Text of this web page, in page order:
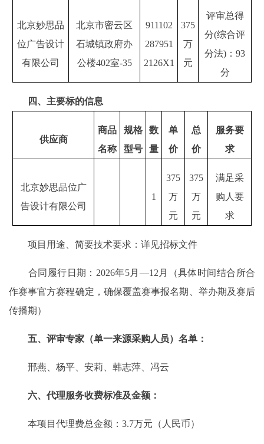
北京妙思品
位广告设计
有限公司
北京市密云区
石城镇政府办
公楼402室-35
911102
287951
2126X1
375
万
元
评审总得
分(综合评
分法)：93
分
四、主要标的信息
供应商
商品
名称
规格
型号
数
量
单
价
总
价
服务要
求
北京妙思品位广
告设计有限公司
1
375
万
元
375
万
元
满足采
购人要
求
项目用途、简要技术要求：详见招标文件
合同履行日期：2026年5月—12月（具体时间结合所合
作赛事官方赛程确定，确保覆盖赛事报名期、举办期及赛后
传播期）
五、评审专家（单一来源采购人员）名单：
邢燕、杨平、安莉、韩志萍、冯云
六、代理服务收费标准及金额：
本项目代理费总金额：3.7万元（人民币）